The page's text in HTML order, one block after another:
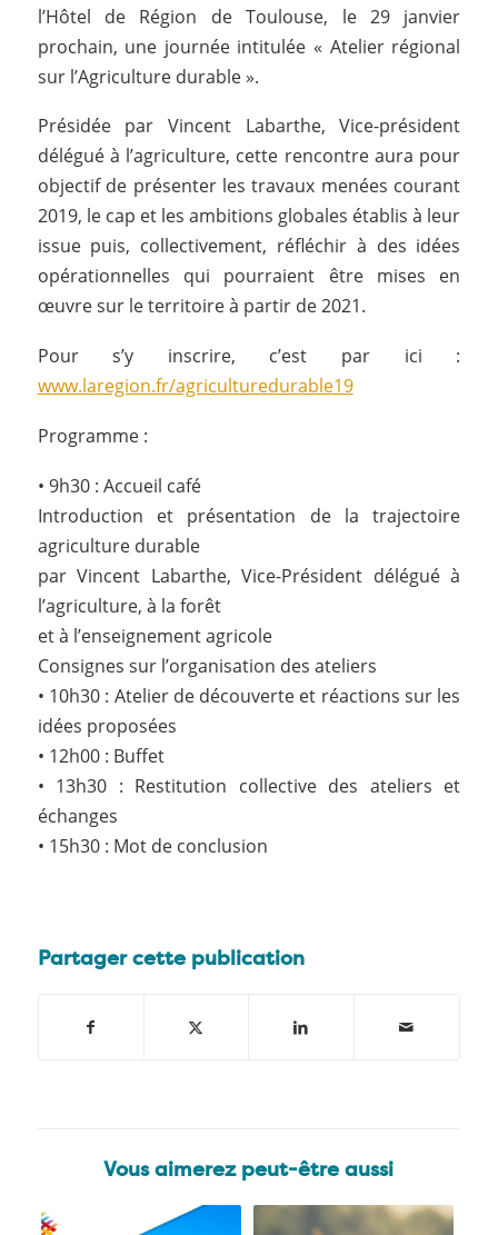
l’Hôtel de Région de Toulouse, le 29 janvier
prochain, une journée intitulée « Atelier régional
sur l’Agriculture durable ».
Présidée par Vincent Labarthe, Vice-président
délégué à l’agriculture, cette rencontre aura pour
objectif de présenter les travaux menées courant
2019, le cap et les ambitions globales établis à leur
issue puis, collectivement, réfléchir à des idées
opérationnelles qui pourraient être mises en
œuvre sur le territoire à partir de 2021.
Pour s’y inscrire, c’est par ici :
www.laregion.fr/agriculturedurable19
Programme :
• 9h30 : Accueil café
Introduction et présentation de la trajectoire
agriculture durable
par Vincent Labarthe, Vice-Président délégué à
l’agriculture, à la forêt
et à l’enseignement agricole
Consignes sur l’organisation des ateliers
• 10h30 : Atelier de découverte et réactions sur les
idées proposées
• 12h00 : Buffet
• 13h30 : Restitution collective des ateliers et
échanges
• 15h30 : Mot de conclusion
Partager cette publication
Vous aimerez peut-être aussi